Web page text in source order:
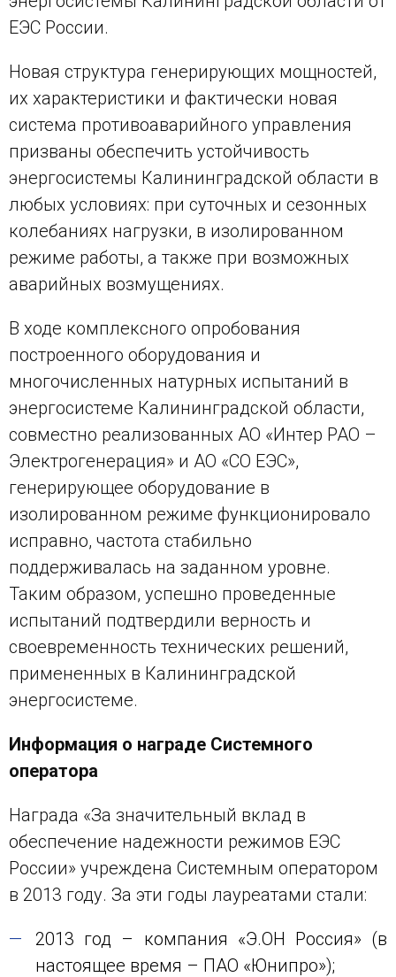
ЕЭС России.
Новая структура генерирующих мощностей,
их характеристики и фактически новая
система противоаварийного управления
призваны обеспечить устойчивость
энергосистемы Калининградской области в
любых условиях: при суточных и сезонных
колебаниях нагрузки, в изолированном
режиме работы, а также при возможных
аварийных возмущениях.
В ходе комплексного опробования
построенного оборудования и
многочисленных натурных испытаний в
энергосистеме Калининградской области,
совместно реализованных АО «Интер РАО –
Электрогенерация» и АО «СО ЕЭС»,
генерирующее оборудование в
изолированном режиме функционировало
исправно, частота стабильно
поддерживалась на заданном уровне.
Таким образом, успешно проведенные
испытаний подтвердили верность и
своевременность технических решений,
примененных в Калининградской
энергосистеме.
Информация о награде Системного
оператора
Награда «За значительный вклад в
обеспечение надежности режимов ЕЭС
России» учреждена Системным оператором
в 2013 году. За эти годы лауреатами стали:
2013 год – компания «Э.ОН Россия» (в
настоящее время – ПАО «Юнипро»);